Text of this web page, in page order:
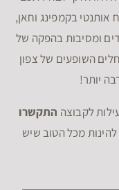
אותנטי בקמפינג וחאן,
ומסיבות בהפקה של
השופעים של צפון
יותר!
לקבוצה התקשרו
מכל הטוב שיש